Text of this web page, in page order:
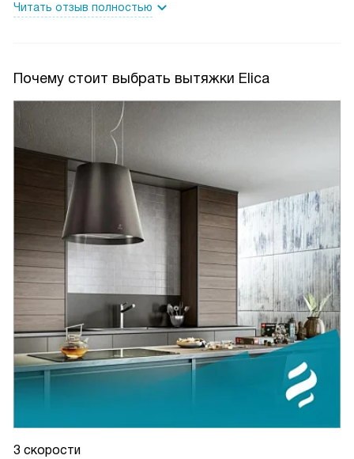
размерам идеально над плитой, все шикарно! Даже есть
Читать отзыв полностью
Почему стоит выбрать вытяжки Elica
3 скорости